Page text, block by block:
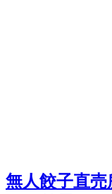
無人餃子直